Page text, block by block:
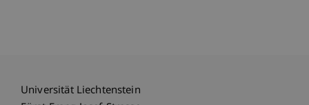
Universität Liechtenstein